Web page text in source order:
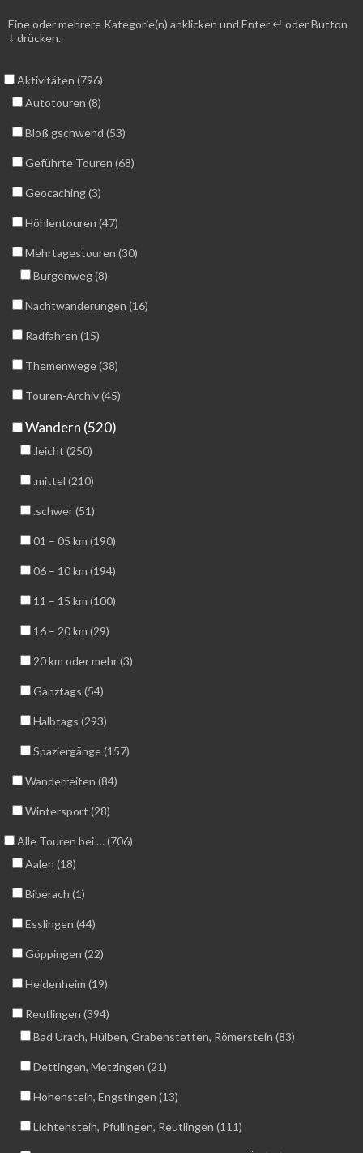
Eine oder mehrere Kategorie(n) anklicken und Enter ↵ oder Button
↓ drücken.
Aktivitäten (796)
Autotouren (8)
Bloß gschwend (53)
Geführte Touren (68)
Geocaching (3)
Höhlentouren (47)
Mehrtagestouren (30)
Burgenweg (8)
Nachtwanderungen (16)
Radfahren (15)
Themenwege (38)
Touren-Archiv (45)
Wandern (520)
.leicht (250)
.mittel (210)
.schwer (51)
01 – 05 km (190)
06 – 10 km (194)
11 – 15 km (100)
16 – 20 km (29)
20 km oder mehr (3)
Ganztags (54)
Halbtags (293)
Spaziergänge (157)
Wanderreiten (84)
Wintersport (28)
Alle Touren bei … (706)
Aalen (18)
Biberach (1)
Esslingen (44)
Göppingen (22)
Heidenheim (19)
Reutlingen (394)
Bad Urach, Hülben, Grabenstetten, Römerstein (83)
Dettingen, Metzingen (21)
Hohenstein, Engstingen (13)
Lichtenstein, Pfullingen, Reutlingen (111)